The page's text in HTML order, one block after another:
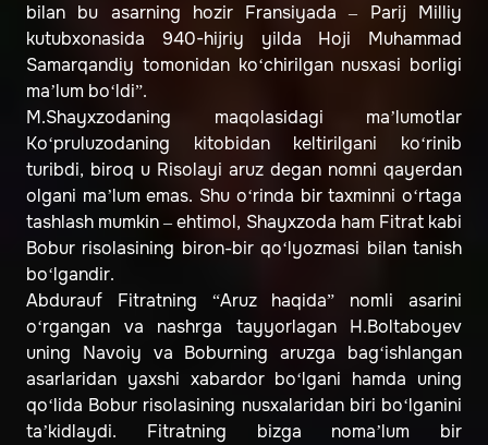
bilan bu asarning hozir Fransiyada – Parij Milliy
kutubxonasida 940-hijriy yilda Hoji Muhammad
Samarqandiy tomonidan ko‘chirilgan nusxasi borligi
ma’lum bo‘ldi”.
M.Shayxzodaning maqolasidagi ma’lumotlar
Ko‘pruluzodaning kitobidan keltirilgani ko‘rinib
turibdi, biroq u Risolayi aruz degan nomni qayerdan
olgani ma’lum emas. Shu o‘rinda bir taxminni o‘rtaga
tashlash mumkin – ehtimol, Shayxzoda ham Fitrat kabi
Bobur risolasining biron-bir qo‘lyozmasi bilan tanish
bo‘lgandir.
Abdurauf Fitratning “Aruz haqida” nomli asarini
o‘rgangan va nashrga tayyorlagan H.Boltaboyev
uning Navoiy va Boburning aruzga bag‘ishlangan
asarlaridan yaxshi xabardor bo‘lgani hamda uning
qo‘lida Bobur risolasining nusxalaridan biri bo‘lganini
ta’kidlaydi. Fitratning bizga noma’lum bir